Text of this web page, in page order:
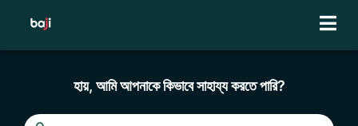
হায়, আমি আপনাকে কিভাবে সাহায্য করতে পারি?